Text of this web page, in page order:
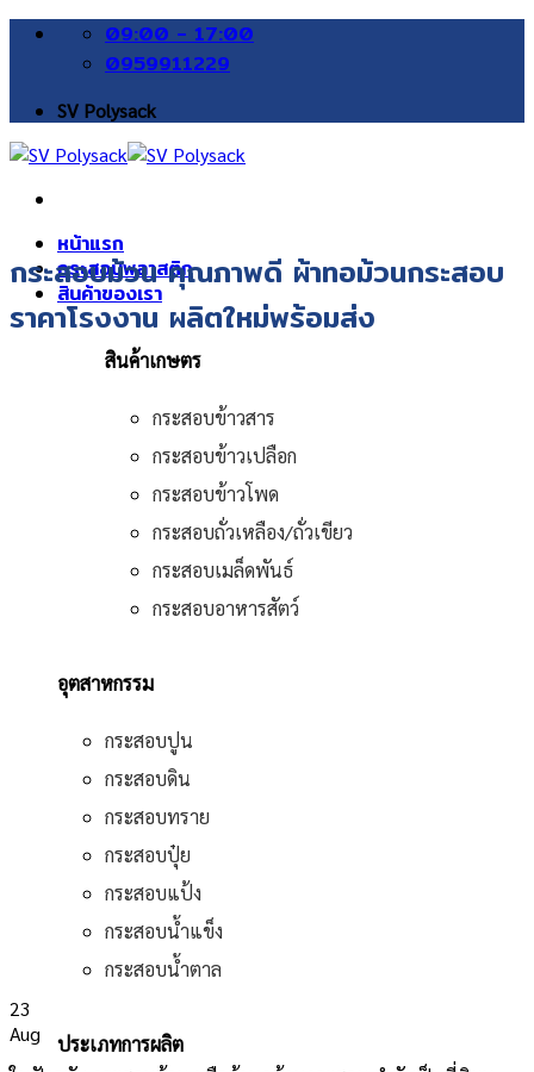
Skip
09:00 - 17:00
0959911229
SV Polysack
หน้าแรก
กระสอบพลาสติก
สินค้าของเรา
สินค้าเกษตร
กระสอบข้าวสาร
กระสอบข้าวเปลือก
กระสอบข้าวโพด
กระสอบถั่วเหลือง/ถั่วเขียว
กระสอบเมล็ดพันธ์
กระสอบอาหารสัตว์
อุตสาหกรรม
กระสอบปูน
กระสอบดิน
กระสอบทราย
กระสอบปุ๋ย
กระสอบแป้ง
กระสอบน้ำแข็ง
กระสอบน้ำตาล
ประเภทการผลิต
กระสอบม้วน คุณภาพดี ผ้าทอม้วนกระสอบ
ราคาโรงงาน ผลิตใหม่พร้อมส่ง
23
Aug